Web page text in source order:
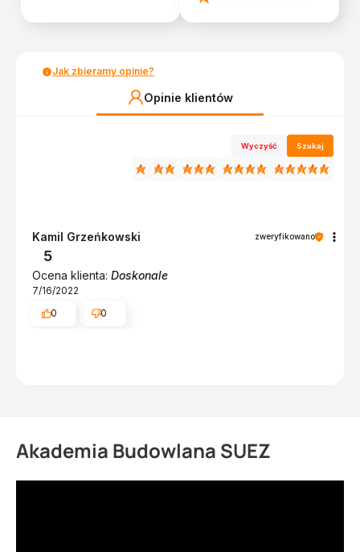
Jak zbieramy opinie?
Opinie klientów
Wyczyść Szukaj
Kamil Grzeńkowski zweryfikowano
5
Ocena klienta: Doskonale
7/16/2022
0
0
Akademia Budowlana SUEZ